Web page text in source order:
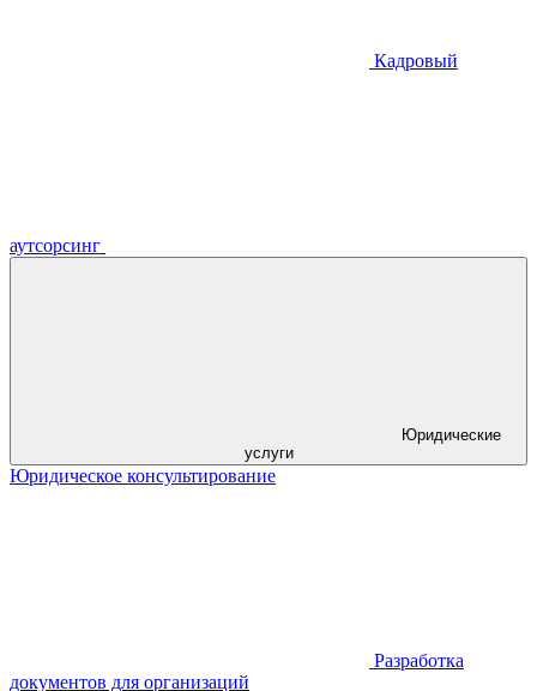
Кадровый
аутсорсинг
услуги
Юридическое консультирование
Разработка
документов для организаций